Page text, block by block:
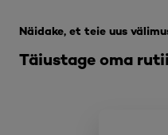
Täiustage oma
Näidake, et teie uus